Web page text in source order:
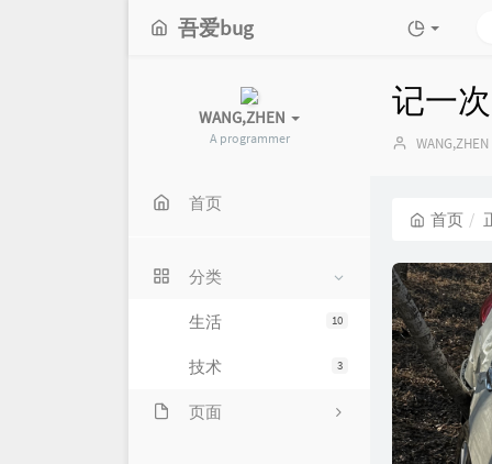
吾爱bug
WANG,ZHEN
A programmer
首页
分类
10
生活
3
技术
页面
记一
博
WANG,ZHEN
首页